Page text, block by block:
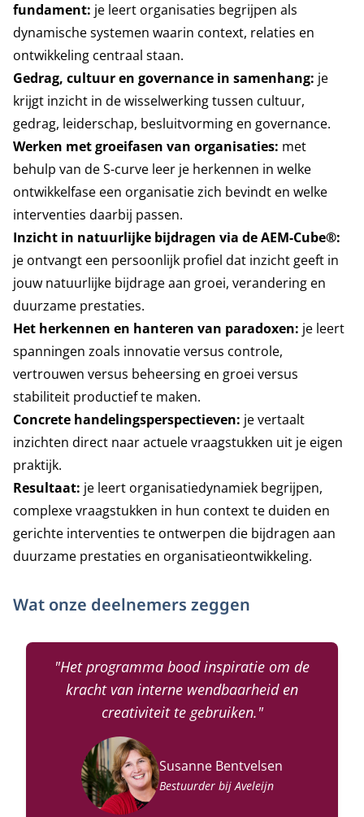
fundament: je leert organisaties begrijpen als
dynamische systemen waarin context, relaties en
ontwikkeling centraal staan.
Gedrag, cultuur en governance in samenhang: je
krijgt inzicht in de wisselwerking tussen cultuur,
gedrag, leiderschap, besluitvorming en governance.
Werken met groeifasen van organisaties: met
behulp van de S-curve leer je herkennen in welke
ontwikkelfase een organisatie zich bevindt en welke
interventies daarbij passen.
Inzicht in natuurlijke bijdragen via de AEM-Cube®:
je ontvangt een persoonlijk profiel dat inzicht geeft in
jouw natuurlijke bijdrage aan groei, verandering en
duurzame prestaties.
Het herkennen en hanteren van paradoxen: je leert
spanningen zoals innovatie versus controle,
vertrouwen versus beheersing en groei versus
stabiliteit productief te maken.
Concrete handelingsperspectieven: je vertaalt
inzichten direct naar actuele vraagstukken uit je eigen
praktijk.
Resultaat: je leert organisatiedynamiek begrijpen,
complexe vraagstukken in hun context te duiden en
gerichte interventies te ontwerpen die bijdragen aan
duurzame prestaties en organisatieontwikkeling.
Wat onze deelnemers zeggen
"Het programma bood inspiratie om de
kracht van interne wendbaarheid en
creativiteit te gebruiken."
Susanne Bentvelsen
Bestuurder bij Aveleijn